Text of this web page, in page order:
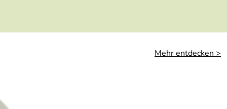
Mehr entdecken >